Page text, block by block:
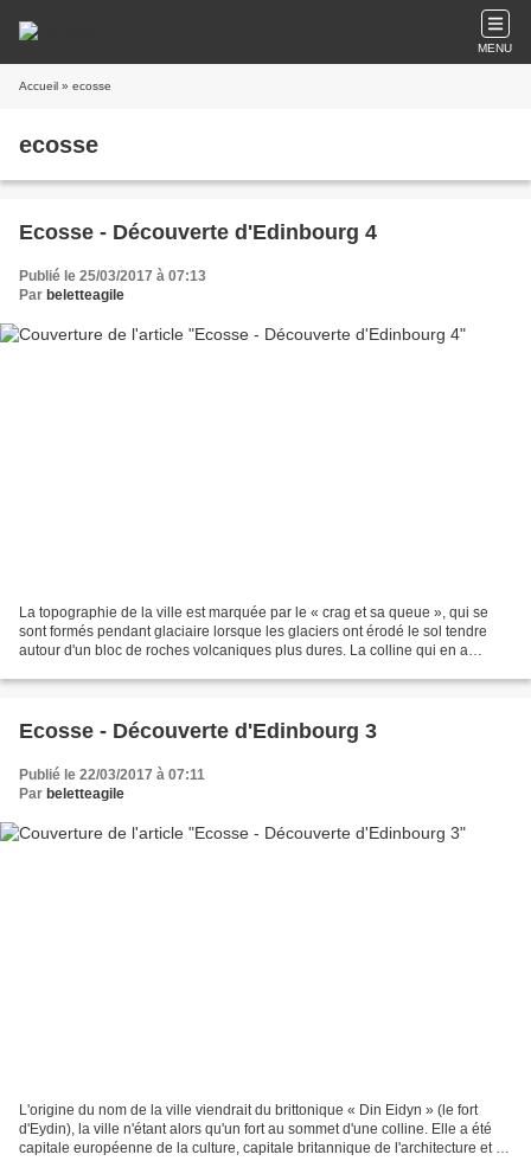
MENU
Accueil » ecosse
ecosse
Ecosse - Découverte d'Edinbourg 4
Publié le 25/03/2017 à 07:13
Par beletteagile
La topographie de la ville est marquée par le « crag et sa queue », qui se
sont formés pendant glaciaire lorsque les glaciers ont érodé le sol tendre
autour d'un bloc de roches volcaniques plus dures. La colline qui en a
Ecosse - Découverte d'Edinbourg 3
Publié le 22/03/2017 à 07:11
Par beletteagile
L'origine du nom de la ville viendrait du brittonique « Din Eidyn » (le fort
d'Eydin), la ville n'étant alors qu'un fort au sommet d'une colline. Elle a été
capitale européenne de la culture, capitale britannique de l'architecture et du